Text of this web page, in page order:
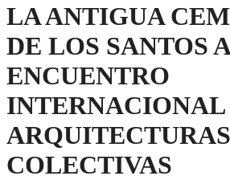
LA ANTIGUA
DE LOS SANTOS
ENCUENTRO
INTERNACIONAL
ARQUITECTURAS
COLECTIVAS